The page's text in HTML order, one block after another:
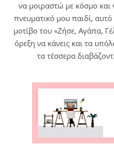
να μοιραστώ με κόσμο και
πνευματικό μου παιδί,
μοτίβο του «Ζήσε, Αγάπα,
όρεξη να κάνεις και τα
τα τέσσερα